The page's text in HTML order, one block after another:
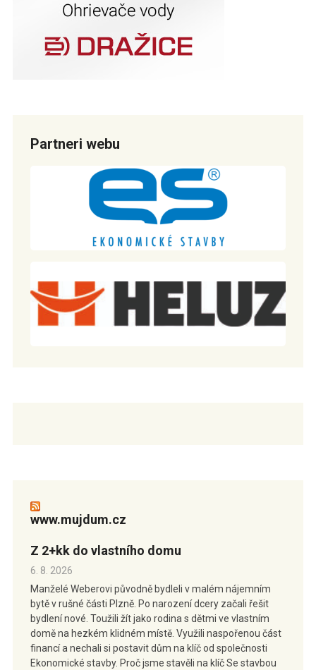
Partneri webu
www.mujdum.cz
Z 2+kk do vlastního domu
6. 8. 2026
Manželé Weberovi původně bydleli v malém nájemním
bytě v rušné části Plzně. Po narození dcery začali řešit
bydlení nové. Toužili žít jako rodina s dětmi ve vlastním
domě na hezkém klidném místě. Využili naspořenou část
financí a nechali si postavit dům na klíč od společnosti
Ekonomické stavby. Proč jsme stavěli na klíč Se stavbou